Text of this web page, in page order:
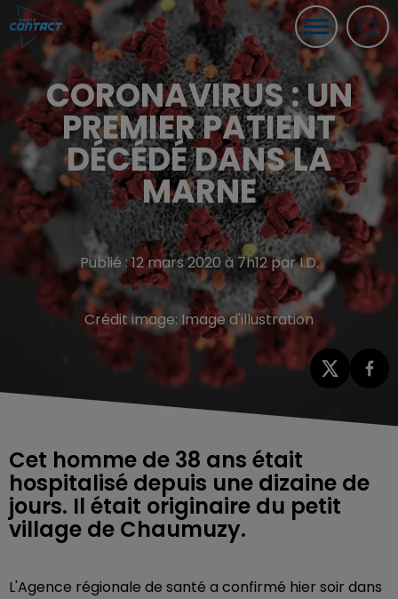
CORONAVIRUS : UN
PREMIER PATIENT
DÉCÉDÉ DANS LA
MARNE
Publié : 12 mars 2020 à 7h12 par I.D.
Crédit image: Image d'illustration
Cet homme de 38 ans était
hospitalisé depuis une dizaine de
jours. Il était originaire du petit
village de Chaumuzy.
L'Agence régionale de santé a confirmé hier soir dans